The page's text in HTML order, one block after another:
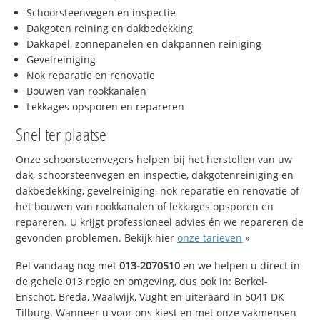
Schoorsteenvegen en inspectie
Dakgoten reining en dakbedekking
Dakkapel, zonnepanelen en dakpannen reiniging
Gevelreiniging
Nok reparatie en renovatie
Bouwen van rookkanalen
Lekkages opsporen en repareren
Snel ter plaatse
Onze schoorsteenvegers helpen bij het herstellen van uw
dak, schoorsteenvegen en inspectie, dakgotenreiniging en
dakbedekking, gevelreiniging, nok reparatie en renovatie of
het bouwen van rookkanalen of lekkages opsporen en
repareren. U krijgt professioneel advies én we repareren de
gevonden problemen. Bekijk hieronze tarieven »
Bel vandaag nog met013-2070510 en we helpen u direct in
de gehele 013 regio en omgeving, dus ook in: Berkel-
Enschot, Breda, Waalwijk, Vught en uiteraard in 5041 DK
Tilburg. Wanneer u voor ons kiest en met onze vakmensen